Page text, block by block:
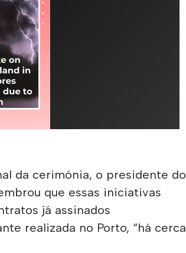
da cerimónia, o presidente do
que essas iniciativas
já assinados
realizada no Porto, “há cerca